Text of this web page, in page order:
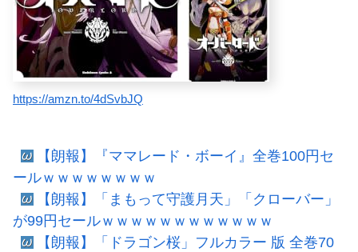
https://amzn.to/4dSvbJQ
【朗報】『ママレード・ボーイ』全巻100円セ
ールｗｗｗｗｗｗｗｗ
【朗報】「まもって守護月天」「クローバー」
が99円セールｗｗｗｗｗｗｗｗｗｗｗｗ
【朗報】「ドラゴン桜」フルカラー 版 全巻70